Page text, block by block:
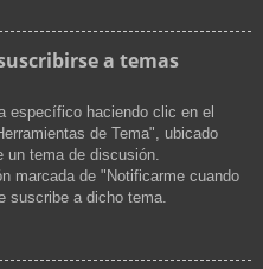
a temas
específico haciendo clic en el
de Tema", ubicado
un tema de discusión.
marcada de "Notificarme cuando
suscribe a dicho tema.